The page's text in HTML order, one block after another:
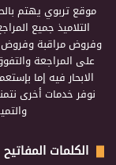
موقع تربوي يهتم
التلاميذ جميع
وفروض مراقبة وفروض
على المراجعة
الابحار فيه إما
نوفر خدمات أخرى
الكلمات المفاتيح